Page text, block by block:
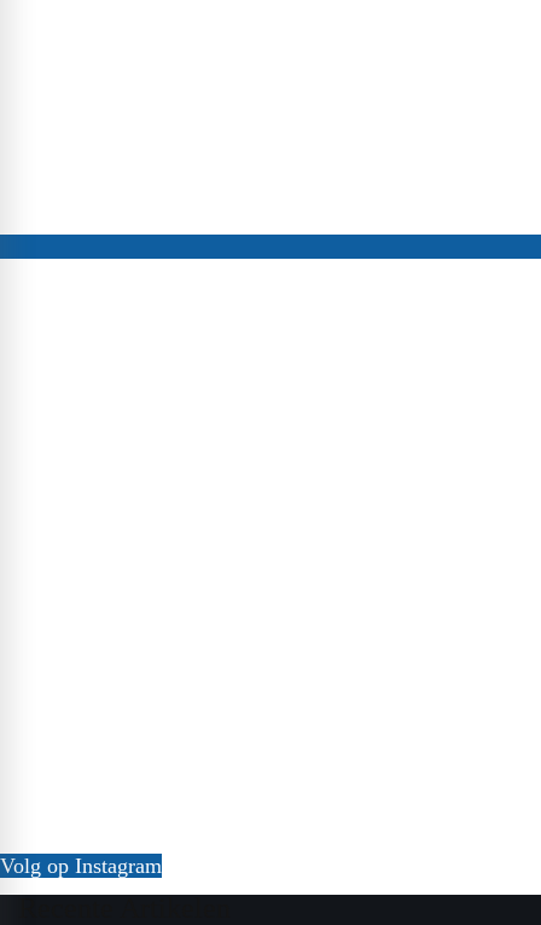
Volg op Instagram